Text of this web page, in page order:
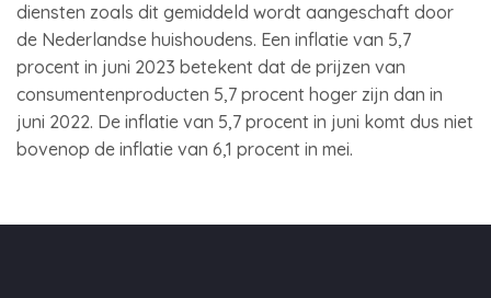
diensten zoals dit gemiddeld wordt aangeschaft door
de Nederlandse huishoudens. Een inflatie van 5,7
procent in juni 2023 betekent dat de prijzen van
consumentenproducten 5,7 procent hoger zijn dan in
juni 2022. De inflatie van 5,7 procent in juni komt dus niet
bovenop de inflatie van 6,1 procent in mei.